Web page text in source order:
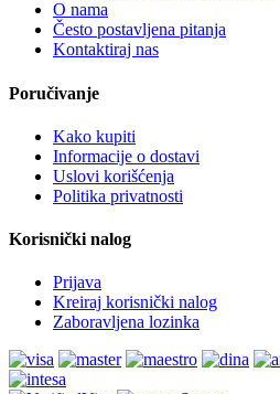
O nama
Često postavljena pitanja
Kontaktiraj nas
Poručivanje
Kako kupiti
Informacije o dostavi
Uslovi korišćenja
Politika privatnosti
Korisnički nalog
Prijava
Kreiraj korisnički nalog
Zaboravljena lozinka